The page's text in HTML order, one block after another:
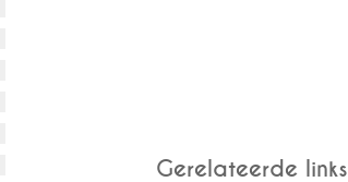
Gerelateerde links